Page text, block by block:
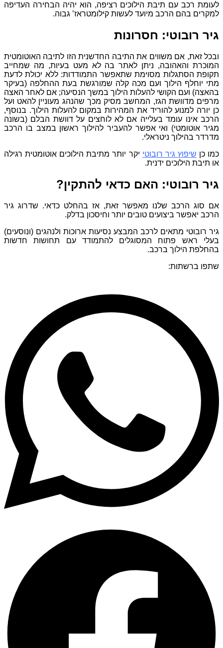
לעומת רכב עם תיבת הילוכים רציפה, הוא יהיה הבחירה העדיפה
למקרים בהם הרכב מיועד לעשות קילומטראז’ גבוה.
גיר רובוטי: חסרונות
ובכל זאת, אם משווים את התיבה החדשנית הזו לתיבה האוטומטית
המוכרת והאהובה, ניתן לאתר בה לא מעט בעיות, מה שמחייב
תקופת הסתגלות מסוימת שתאפשר התמודדות: ללא יכולת לדעת
מתי יוחלף הילוך ועם מכה קלה שמורגשת בעת ההחלפה (בעיקר
בהאצה) ועם הקושי להעלות הילוך במשך הנסיעה; אם לאחר האצה
מרפים מדוושת הגז, המחשב מסיק מכך שהנהג מעוניין להאט ועל
כן יורה למנוע להוריד את המהירות במקום להעלות הילוך. בנוסף,
הרכב אינו עומד בעלייה אם לא לוחצים על דוושת הבלם (בשונה
מגיר אוטומטי) ואי אפשר להעביר להילוך ראשון במצב בו הרכב
מדרדר בהילוך ניטראלי.
כמו כן שיפוץ גיר רובוטי יקר יותר מתיבת הילוכים אוטומטית רגילה
או תיבת הילוכים ידנית.
גיר רובוטי: האם כדאי להתקין?
אם סוג הרכב שלנו מאפשר זאת, אז בהחלט כדאי. שדרוג גיר
הרכב יאפשר ביצועים טובים יותר וחיסכון בדלק.
גיר רובוטי מתאים לרכב המבצע נסיעות ארוכות ולנהגים (ונוסעים)
בעלי ראש פתוח המסוגלים להתמודד עם תחושות חדשות
בהחלפת הילוך ברכב.
שתפו ברשתות: